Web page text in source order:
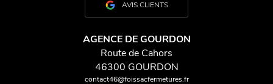
AVIS CLIENTS
AGENCE DE GOURDON
Route de Cahors
46300 GOURDON
contact46@foissacfermetures.fr